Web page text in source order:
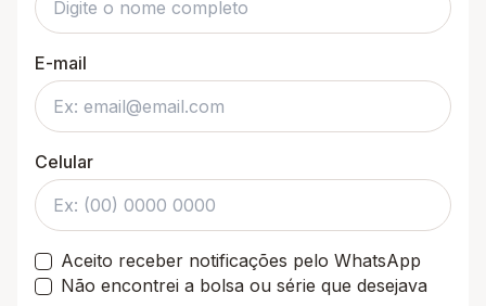
E-mail
Celular
Aceito receber notificações pelo WhatsApp
Não encontrei a bolsa ou série que desejava